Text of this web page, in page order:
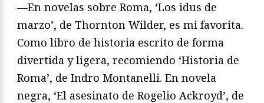
—En novelas sobre Roma, ‘Los idus de
marzo’, de Thornton Wilder, es mi favorita.
Como libro de historia escrito de forma
divertida y ligera, recomiendo ‘Historia de
Roma’, de Indro Montanelli. En novela
negra, ‘El asesinato de Rogelio Ackroyd’, de